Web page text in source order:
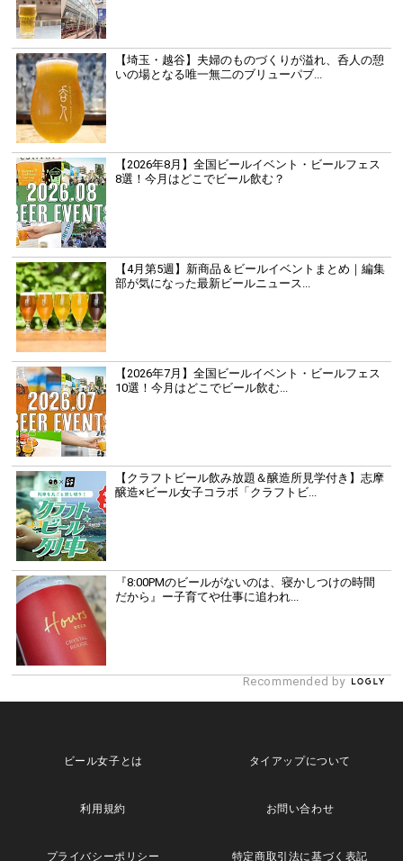
【埼玉・越谷】夫婦のものづくりが溢れ、呑人の憩
いの場となる唯一無二のブリューパブ...
【2026年8月】全国ビールイベント・ビールフェス
8選！今月はどこでビール飲む？
【4月第5週】新商品＆ビールイベントまとめ｜編集
部が気になった最新ビールニュース...
【2026年7月】全国ビールイベント・ビールフェス
10選！今月はどこでビール飲む...
【クラフトビール飲み放題＆醸造所見学付き】志摩
醸造×ビール女子コラボ「クラフトビ...
『8:00PMのビールがないのは、寝かしつけの時間
だから』ー子育てや仕事に追われ...
Recommended by
ビール女子とは タイアップについて
利用規約 お問い合わせ
プライバシーポリシー 特定商取引法に基づく表記